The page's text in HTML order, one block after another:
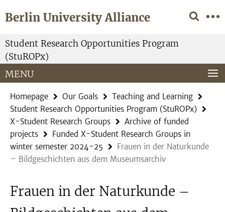
direkt
Inhalt
Berlin University Alliance
Service
Navigation
Student Research Opportunities Program
(StuROPx)
MENU
Homepage Our Goals
Teaching and Learning
Student Research Opportunities Program (StuROPx)
X-Student Research Groups
Archive of funded
projects
Funded X-Student Research Groups in
winter semester 2024-25
Frauen in der Naturkunde
– Bildgeschichten aus dem Museumsarchiv
Frauen in der Naturkunde –